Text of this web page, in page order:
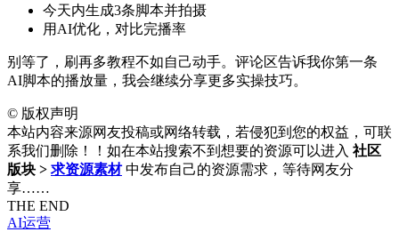
今天内生成3条脚本并拍摄
用AI优化，对比完播率
别等了，刷再多教程不如自己动手。评论区告诉我你第一条
AI脚本的播放量，我会继续分享更多实操技巧。
© 版权声明
本站内容来源网友投稿或网络转载，若侵犯到您的权益，可联
系我们删除！！如在本站搜索不到想要的资源可以进入 社区
版块 > 求资源素材 中发布自己的资源需求，等待网友分
享……
THE END
AI运营